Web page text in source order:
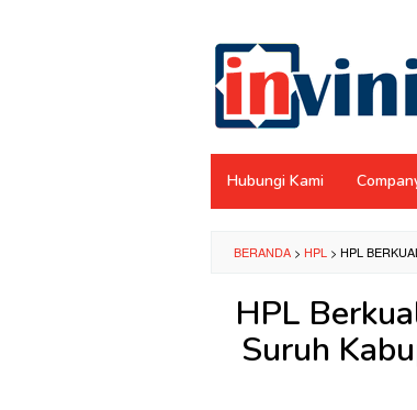
konten
Hubungi Kami
BERANDA > HPL > HPL
HPL
Suruh